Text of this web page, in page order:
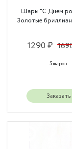
Шары "С Днем
Золотые
1290 ₽
5 шаров
Заказать